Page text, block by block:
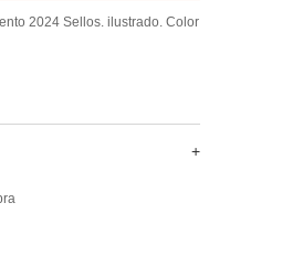
2024 Sellos. ilustrado. Color
+